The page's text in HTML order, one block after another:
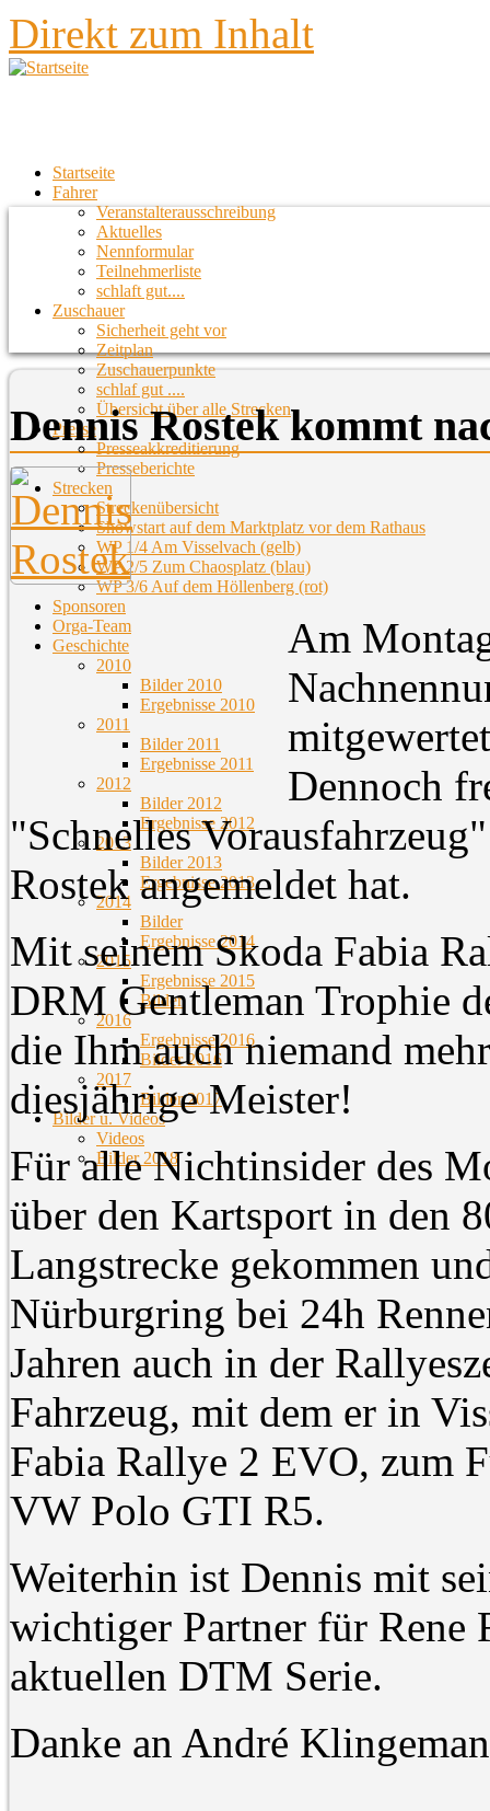
Direkt zum Inhalt
Startseite
Fahrer
Veranstalterausschreibung
Aktuelles
Nennformular
Teilnehmerliste
schlaft gut....
Zuschauer
Sicherheit geht vor
Zeitplan
Zuschauerpunkte
schlaf gut ....
Übersicht über alle Strecken
Presse
Presseakkreditierung
Presseberichte
Strecken
Streckenübersicht
Showstart auf dem Marktplatz vor dem Rathaus
WP 1/4 Am Visselvach (gelb)
WP 2/5 Zum Chaosplatz (blau)
WP 3/6 Auf dem Höllenberg (rot)
Sponsoren
Orga-Team
Geschichte
2010
Bilder 2010
Ergebnisse 2010
2011
Bilder 2011
Ergebnisse 2011
2012
Bilder 2012
Ergebnisse 2012
2013
Bilder 2013
Ergebnisse 2013
2014
Bilder
Ergebnisse 2014
2015
Ergebnisse 2015
Bilder
2016
Ergebnisse 2016
Bilder 2016
2017
Bilder 2017
Bilder u. Videos
Videos
Bilder 2018
Dennis Rostek kommt
Am
Dennoch
"Schnelles
Rostek angemeldet hat.
Mit seinem Skoda Fabia
DRM Gentleman Trophie
die Ihm auch niemand
diesjährige Meister!
Für alle Nichtinsider des
über den Kartsport in den
Langstrecke gekommen
Nürburgring bei 24h
Jahren auch in der
Fahrzeug, mit dem er in
Fabia Rallye 2 EVO, zum
VW Polo GTI R5.
Weiterhin ist Dennis mit
wichtiger Partner für Rene
aktuellen DTM Serie.
Danke an André